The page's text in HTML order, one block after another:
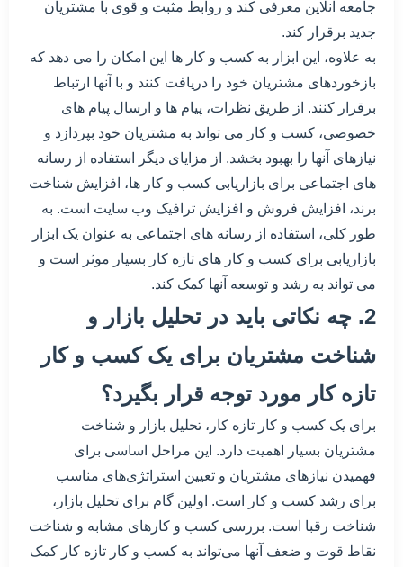
جامعه آنلاین معرفی کند و روابط مثبت و قوی با مشتریان
جدید برقرار کند.
به علاوه، این ابزار به کسب و کار ها این امکان را می دهد که
بازخوردهای مشتریان خود را دریافت کنند و با آنها ارتباط
برقرار کنند. از طریق نظرات، پیام ها و ارسال پیام های
خصوصی، کسب و کار می تواند به مشتریان خود بپردازد و
نیازهای آنها را بهبود بخشد. از مزایای دیگر استفاده از رسانه
های اجتماعی برای بازاریابی کسب و کار ها، افزایش شناخت
برند، افزایش فروش و افزایش ترافیک وب سایت است. به
طور کلی، استفاده از رسانه های اجتماعی به عنوان یک ابزار
بازاریابی برای کسب و کار های تازه کار بسیار موثر است و
می تواند به رشد و توسعه آنها کمک کند.
2. چه نکاتی باید در تحلیل بازار و
شناخت مشتریان برای یک کسب و کار
تازه کار مورد توجه قرار بگیرد؟
برای یک کسب و کار تازه کار، تحلیل بازار و شناخت
مشتریان بسیار اهمیت دارد. این مراحل اساسی برای
فهمیدن نیازهای مشتریان و تعیین استراتژی‌های مناسب
برای رشد کسب و کار است. اولین گام برای تحلیل بازار،
شناخت رقبا است. بررسی کسب و کارهای مشابه و شناخت
نقاط قوت و ضعف آنها می‌تواند به کسب و کار تازه کار کمک